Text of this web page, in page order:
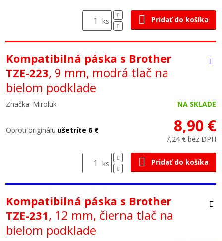
ks Pridať do košíka
Kompatibilná páska s Brother
TZE-223, 9 mm, modrá tlač na
bielom podklade
Značka: Miroluk NA SKLADE
Oproti originálu ušetríte 6 € 8,90 €
7,24 € bez DPH
ks Pridať do košíka
Kompatibilná páska s Brother
TZE-231, 12 mm, čierna tlač na
bielom podklade